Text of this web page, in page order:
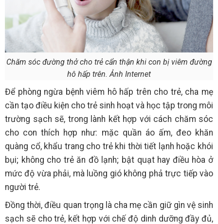
Chăm sóc đường thở cho trẻ cẩn thận khi con bị viêm đường
hô hấp trên. Ảnh Internet
Để phòng ngừa bệnh viêm hô hấp trên cho trẻ, cha mẹ
cần tạo điều kiện cho trẻ sinh hoạt và học tập trong môi
trường sạch sẽ, trong lành kết hợp với cách chăm sóc
cho con thích hợp như: mặc quần áo ấm, đeo khăn
quàng cổ, khẩu trang cho trẻ khi thời tiết lạnh hoặc khói
bụi; không cho trẻ ăn đồ lạnh; bật quạt hay điều hòa ở
mức độ vừa phải, mà luồng gió không phả trực tiếp vào
người trẻ.
Đồng thời, điều quan trọng là cha mẹ cần giữ gìn vệ sinh
sạch sẽ cho trẻ, kết hợp với chế độ dinh dưỡng đầy đủ,